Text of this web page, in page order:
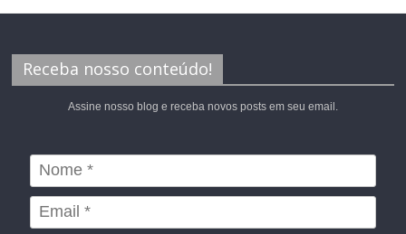
Receba nosso conteúdo!
Assine nosso blog e receba novos posts em seu email.